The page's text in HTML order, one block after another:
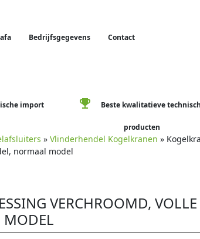
Bedrijfsgegevens Contact
import emoji_events Beste kwalitatieve
producten
» Vlinderhendel Kogelkranen »
normaal model
VERCHROOMD, VOLLE
MODEL